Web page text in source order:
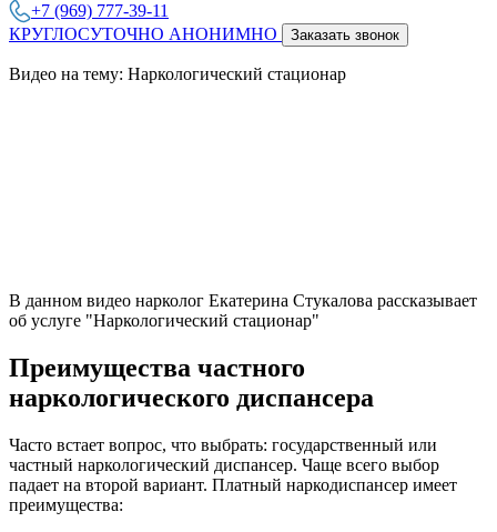
+7 (969) 777-39-11
КРУГЛОСУТОЧНО АНОНИМНО
Заказать звонок
Видео на тему: Наркологический стационар
В данном видео нарколог Екатерина Стукалова рассказывает
об услуге "Наркологический стационар"
Преимущества частного
наркологического диспансера
Часто встает вопрос, что выбрать: государственный или
частный наркологический диспансер. Чаще всего выбор
падает на второй вариант. Платный наркодиспансер имеет
преимущества: